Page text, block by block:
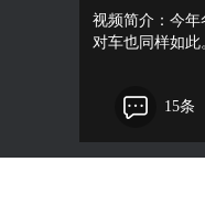
视频简介：今年
对车也同样如此
15条